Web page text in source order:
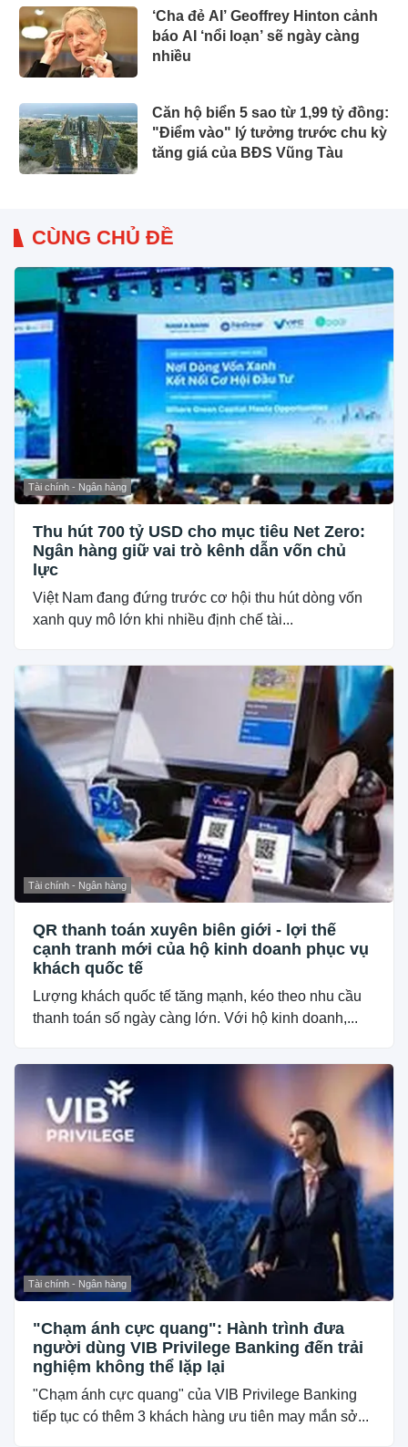
‘Cha đẻ AI’ Geoffrey Hinton cảnh
báo AI ‘nổi loạn’ sẽ ngày càng
nhiều
Căn hộ biển 5 sao từ 1,99 tỷ đồng:
"Điểm vào" lý tưởng trước chu kỳ
tăng giá của BĐS Vũng Tàu
CÙNG CHỦ ĐỀ
Tài chính - Ngân hàng
Thu hút 700 tỷ USD cho mục tiêu Net Zero:
Ngân hàng giữ vai trò kênh dẫn vốn chủ
lực
Việt Nam đang đứng trước cơ hội thu hút dòng vốn
xanh quy mô lớn khi nhiều định chế tài...
Tài chính - Ngân hàng
QR thanh toán xuyên biên giới - lợi thế
cạnh tranh mới của hộ kinh doanh phục vụ
khách quốc tế
Lượng khách quốc tế tăng mạnh, kéo theo nhu cầu
thanh toán số ngày càng lớn. Với hộ kinh doanh,...
Tài chính - Ngân hàng
"Chạm ánh cực quang": Hành trình đưa
người dùng VIB Privilege Banking đến trải
nghiệm không thể lặp lại
"Chạm ánh cực quang" của VIB Privilege Banking
tiếp tục có thêm 3 khách hàng ưu tiên may mắn sở...